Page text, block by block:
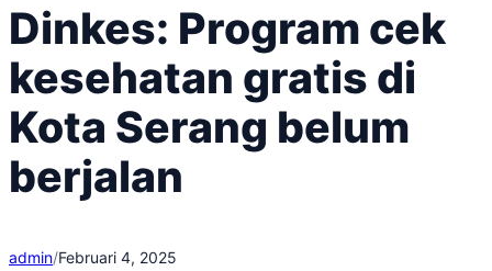
Dinkes: Program cek
kesehatan gratis di
Kota Serang belum
berjalan
admin/Februari 4, 2025